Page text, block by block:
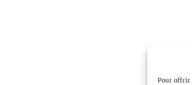
Pour offrir